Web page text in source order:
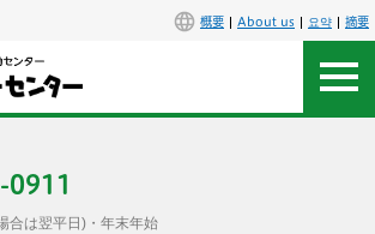
概要 About us 요약 摘要
合は翌平日)・年末年始